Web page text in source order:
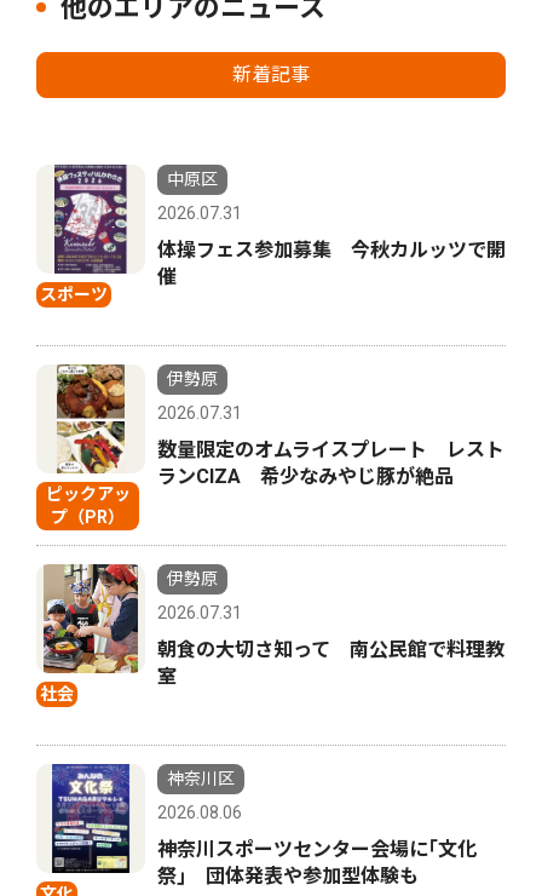
他のエリアのニュース
新着記事
スポーツ
中原区
2026.07.31
体操フェス参加募集 今秋カルッツで開
催
ピックアッ
プ（PR）
伊勢原
2026.07.31
数量限定のオムライスプレート レスト
ランCIZA 希少なみやじ豚が絶品
社会
伊勢原
2026.07.31
朝食の大切さ知って 南公民館で料理教
室
神奈川区
2026.08.06
神奈川スポーツセンター会場に｢文化
祭｣ 団体発表や参加型体験も